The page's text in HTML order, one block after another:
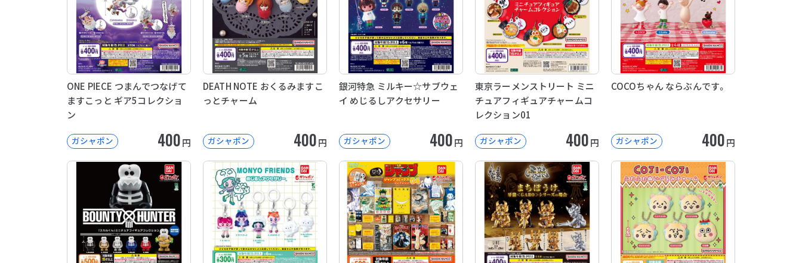
ONE PIECE つまんでつなげて
ますこっと ギア5コレクショ
ン
ガシャポン 400円
DEATH NOTE おくるみますこ
っとチャーム
ガシャポン 400円
銀河特急 ミルキー☆サブウェ
イ めじるしアクセサリー
ガシャポン 400円
東京ラーメンストリート ミニ
チュアフィギュアチャームコ
レクション01
ガシャポン 400円
COCOちゃん ならぶんです。
ガシャポン 400円